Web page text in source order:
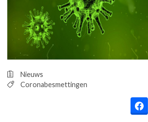
PRAKTIJKZAKEN
TARIEVEN
VPHUISARTSEN
MEDISCHE VAKHANDEL
REGISTRATIE
Nieuws
Coronabesmettingen